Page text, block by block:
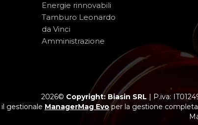
Energie rinnovabili
Tamburo Leonardo
da Vinci
Amministrazione
2026© Copyright: Biasin SRL | P.iva:
gestionale ManagerMag Evoper la gestione